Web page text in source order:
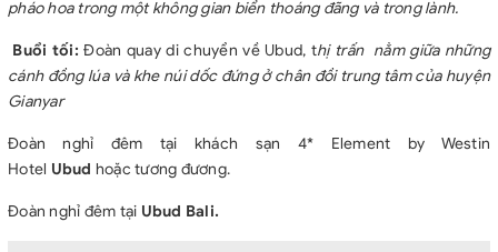
khách trở lên và đi đúng hành trình. Quý khách có nhu cầu riêng
hoặc chương trình kết hợp làm việc, xin vui lòng thông báo trước
khi đăng ký.
pháo hoa trong một không gian biển thoáng đãng và trong lành.
Buổi tối: Đoàn quay di chuyển về Ubud, thị trấn nằm giữa những
cánh đồng lúa và khe núi dốc đứng ở chân đồi trung tâm của huyện
Gianyar
Đoàn nghỉ đêm tại khách sạn 4* Element by Westin
Hotel Ubud hoặc tương đương.
Đoàn nghỉ đêm tại Ubud Bali.